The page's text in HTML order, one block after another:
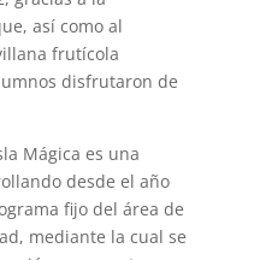
así como al
frutícola
disfrutaron de
Mágica es una
desde el año
fijo del área de
mediante la cual se